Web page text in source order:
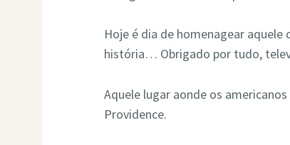
Hoje é dia de homenagear
história… Obrigado por tudo,
Aquele lugar aonde os
Providence.